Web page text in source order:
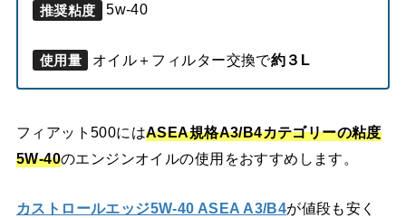
推奨粘度 5w-40
使用量 オイル＋フィルター交換で約３L
フィアット500にはASEA規格A3/B4カテゴリーの粘度
5W-40のエンジンオイルの使用をおすすめします。
カストロールエッジ5W-40 ASEA A3/B4が値段も安く